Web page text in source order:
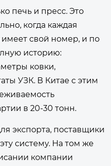
печь и пресс. Это
когда каждая
имеет свой номер, и по
историю:
ковки,
УЗК. В Китае с этим
в 20-30 тонн.
экспорта, поставщики
систему. На том же
компании